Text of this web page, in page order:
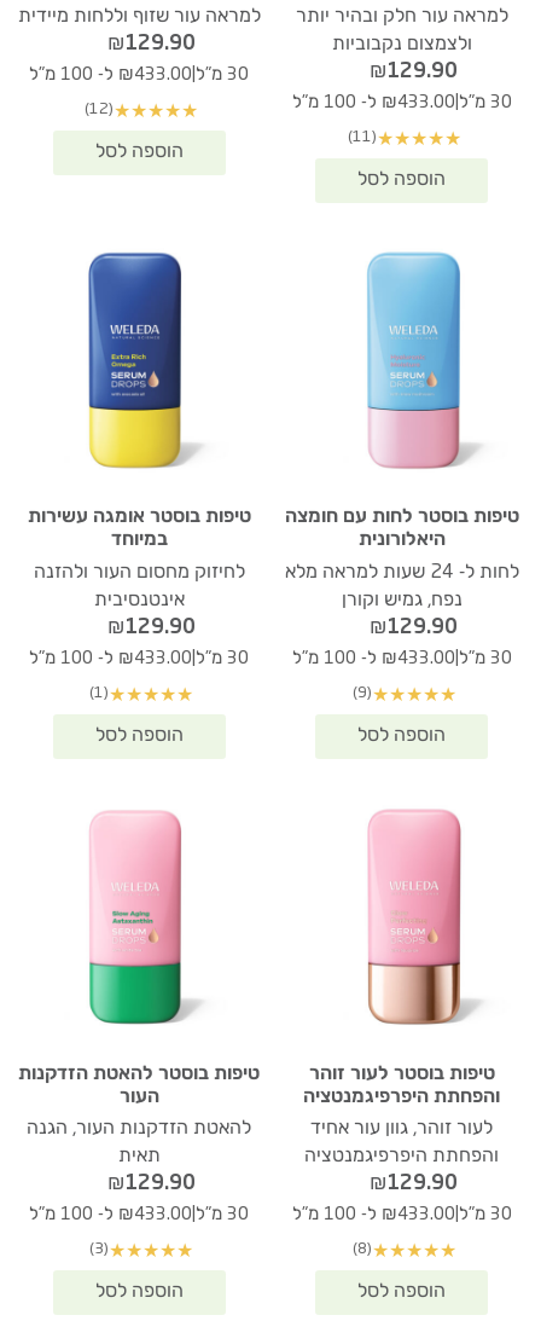
למראה עור חלק ובהיר יותר
ולצמצום נקבוביות
₪129.90
30 מ"ל ₪433.00 ל- 100 מ"ל
★
★
★
★
★
(11)
למראה עור שזוף וללחות מיידית
₪129.90
30 מ"ל ₪433.00 ל- 100 מ"ל
★
★
★
★
★
(12)
טיפות בוסטר לחות עם חומצה
היאלורונית
לחות ל- 24 שעות למראה מלא
נפח, גמיש וקורן
₪129.90
30 מ"ל ₪433.00 ל- 100 מ"ל
★
★
★
★
★
(9)
טיפות בוסטר אומגה עשירות
במיוחד
לחיזוק מחסום העור ולהזנה
אינטנסיבית
₪129.90
30 מ"ל ₪433.00 ל- 100 מ"ל
★
★
★
★
★
(1)
טיפות בוסטר לעור זוהר
והפחתת היפרפיגמנטציה
לעור זוהר, גוון עור אחיד
והפחתת היפרפיגמנטציה
₪129.90
30 מ"ל ₪433.00 ל- 100 מ"ל
★
★
★
★
★
(8)
טיפות בוסטר להאטת הזדקנות
העור
להאטת הזדקנות העור, הגנה
תאית
₪129.90
30 מ"ל ₪433.00 ל- 100 מ"ל
★
★
★
★
★
(3)